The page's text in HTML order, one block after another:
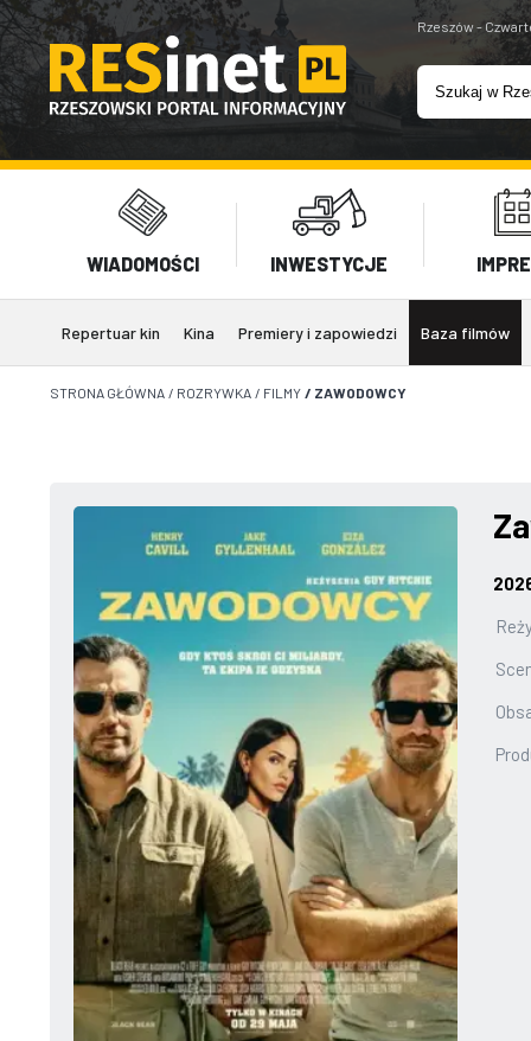
Rzeszów -
WIADOMOŚCI INWESTYCJE
Repertuar kin Kina Premiery i zapowiedzi Baza filmów
STRONA GŁÓWNA / ROZRYWKA / FILMY / ZAWODOWCY